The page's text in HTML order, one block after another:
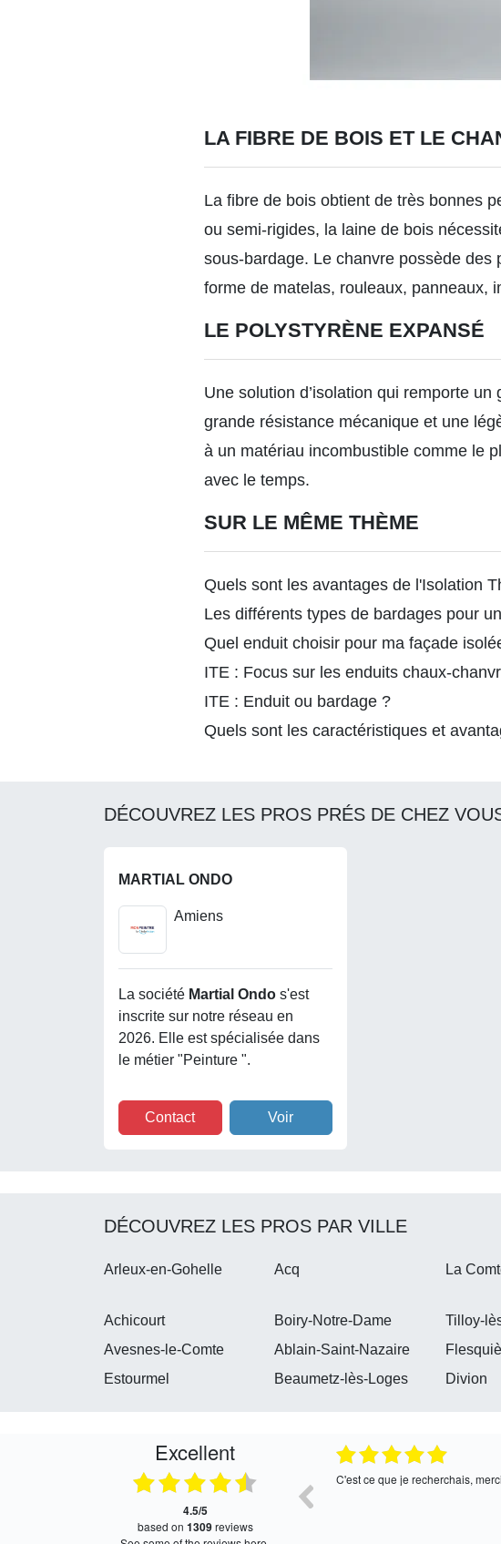
LA FIBRE DE BOIS ET LE
La fibre de bois obtient de très bonnes
ou semi-rigides, la laine de bois
sous-bardage. Le chanvre possède des
forme de matelas, rouleaux, panneaux,
LE POLYSTYRÈNE EXPANSÉ
Une solution d’isolation qui remporte
grande résistance mécanique et une
à un matériau incombustible comme le
avec le temps.
SUR LE MÊME THÈME
Quels sont les avantages de l'Isolation
Les différents types de bardages pour
Quel enduit choisir pour ma façade
ITE : Focus sur les enduits chaux-
ITE : Enduit ou bardage ?
Quels sont les caractéristiques et
DÉCOUVREZ LES PROS PRÉS DE CHEZ
MARTIAL ONDO
Amiens
La société Martial Ondo s'est
inscrite sur notre réseau en
2026. Elle est spécialisée dans
le métier "Peinture ".
Contact Voir
DÉCOUVREZ LES PROS PAR VILLE
Arleux-en-Gohelle Acq La
Achicourt Boiry-Notre-Dame Tilloy-
Avesnes-le-Comte
Ablain-Saint-Nazaire
Estourmel
Beaumetz-lès-Loges Divion
Excellent
4.5/5
based on 1309reviews
Satisfait, retour rapide ! Très bon service !